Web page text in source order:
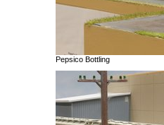
Pepsico Bottling